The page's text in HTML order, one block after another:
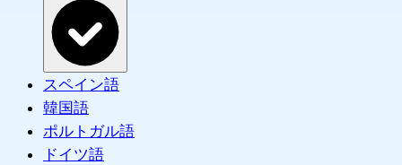
スペイン語
韓国語
ポルトガル語
ドイツ語